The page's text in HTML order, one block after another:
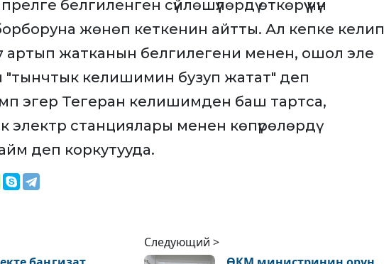
белгиленген сүйлөшүүлөрдү өткөрүү үчүн
жөнөп кеткенин айтты. Ал кепке келип
артып жатканын белгилегени менен, ошол эле
келишимин бузуп жатат" деп
эгер Тегеран келишимден баш тартса,
электр станциялары менен көпүрөлөрдү
деп коркутууда.
Следующий >